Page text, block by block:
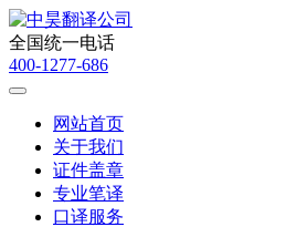
全国统一电话
400-1277-686
网站首页
关于我们
证件盖章
专业笔译
口译服务